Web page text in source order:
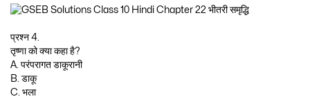
प्रश्न 4.
तृष्णा को क्या कहा है?
A. परंपरागत डाकूरानी
B. डाकू
C. भला